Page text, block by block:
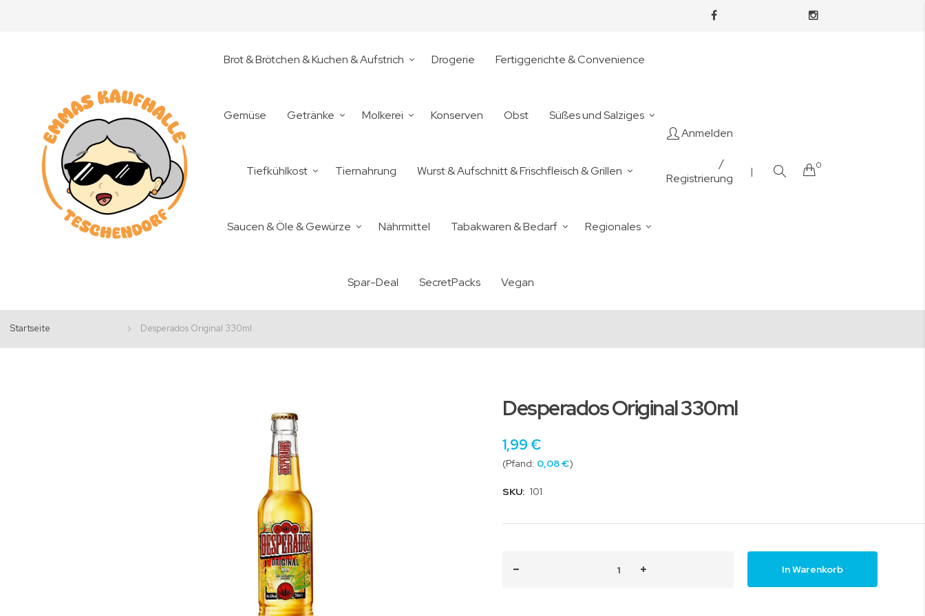
Brot & Brötchen & Kuchen & Aufstrich Drogerie Fertiggerichte & Convenience
Gemüse Getränke Molkerei Konserven Obst Süßes und Salziges
Tiefkühlkost Tiernahrung Wurst & Aufschnitt & Frischfleisch & Grillen
Saucen & Öle & Gewürze Nährmittel Tabakwaren & Bedarf Regionales
Spar-Deal SecretPacks Vegan
Anmelden
/
Registrierung
| Cart
0
Startseite Desperados Original 330ml
Desperados Original 330ml
1,99 €
0,08 €
SKU: 101
In Warenkorb